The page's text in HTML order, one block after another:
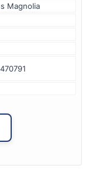
Magnolia